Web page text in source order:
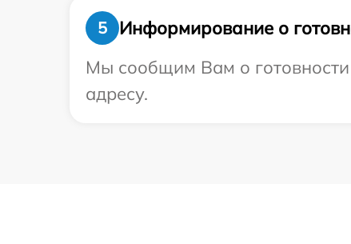
5
Информирование о
Мы сообщим Вам о
адресу.